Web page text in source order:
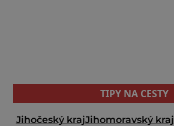
TIPY NA CESTY
Jihočeský krajJihomoravský kraj